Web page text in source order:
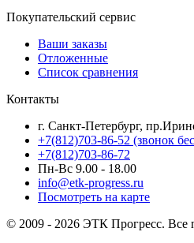
Покупательский сервис
Ваши заказы
Отложенные
Список сравнения
Контакты
г. Санкт-Петербург,
+7(812)703-86-52 (звонок
+7(812)703-86-72
Пн-Вс 9.00 - 18.00
info@etk-progress.ru
Посмотреть на карте
© 2009 - 2026 ЭТК Прогресс. Все